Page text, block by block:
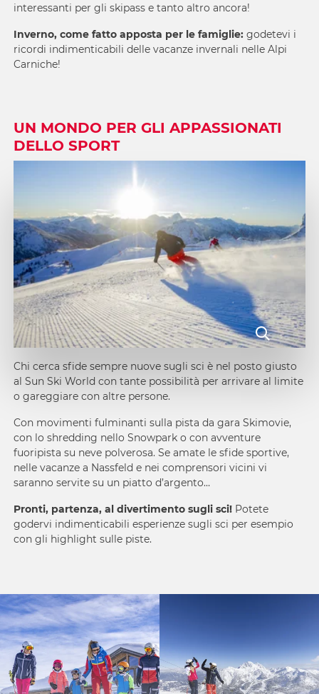
interessanti per gli skipass e tanto altro ancora!
Inverno, come fatto apposta per le famiglie: godetevi i
ricordi indimenticabili delle vacanze invernali nelle Alpi
Carniche!
UN MONDO PER GLI APPASSIONATI
DELLO SPORT
Chi cerca sfide sempre nuove sugli sci è nel posto giusto
al Sun Ski World con tante possibilità per arrivare al limite
o gareggiare con altre persone.
Con movimenti fulminanti sulla pista da gara Skimovie,
con lo shredding nello Snowpark o con avventure
fuoripista su neve polverosa. Se amate le sfide sportive,
nelle vacanze a Nassfeld e nei comprensori vicini vi
saranno servite su un piatto d’argento…
Pronti, partenza, al divertimento sugli sci! Potete
godervi indimenticabili esperienze sugli sci per esempio
con gli highlight sulle piste.